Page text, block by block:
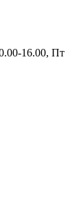
16.00, Пт